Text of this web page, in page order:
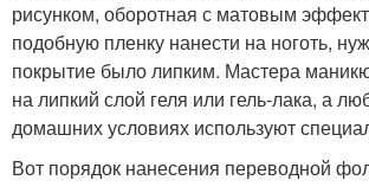
рисунком, оборотная с матовым
подобную пленку нанести на ноготь,
покрытие было липким. Мастера
на липкий слой геля или гель-лака, а
домашних условиях используют
Вот порядок нанесения переводной